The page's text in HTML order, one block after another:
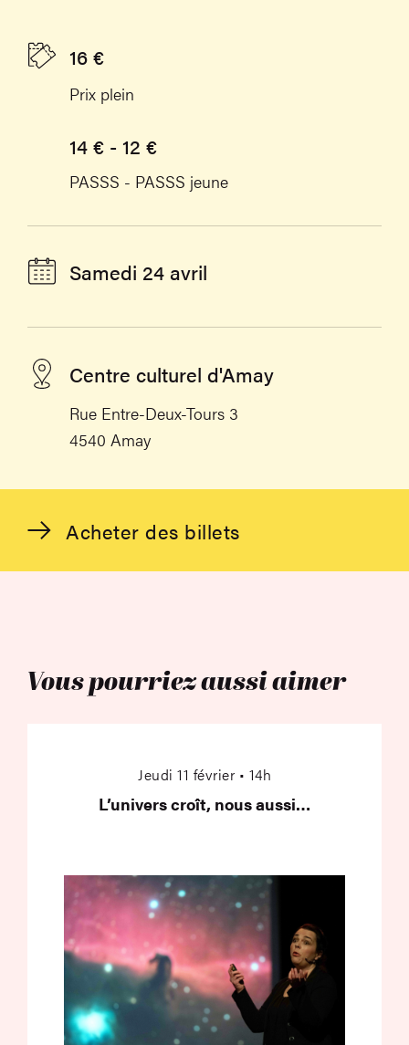
Acheter des billets
16 €
Prix plein
14 € - 12 €
PASSS - PASSS jeune
Samedi 24 avril
Centre culturel d'Amay
Rue Entre-Deux-Tours 3
4540 Amay
Vous pourriez aussi aimer
Jeudi 11 février • 14h
L’univers croît, nous aussi…